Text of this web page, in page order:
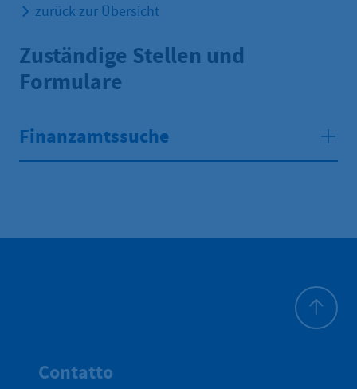
zurück zur Übersicht
Zuständige Stellen und
Formulare
Finanzamtssuche
Contatto